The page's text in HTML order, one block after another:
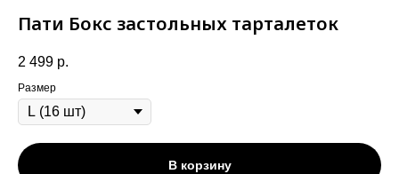
Пати Бокс застольных тарталеток
2 499 р.
Размер
В корзину